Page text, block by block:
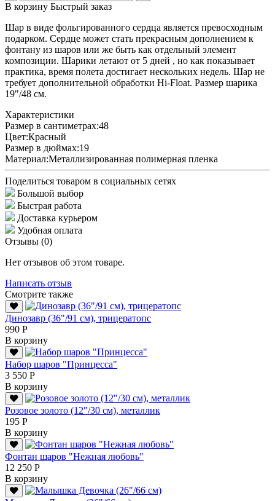
В корзину Быстрый заказ
Шар в виде фольгированного сердца является превосходным
подарком. Сердце может стать прекрасным дополнением к
фонтану из шаров или же быть как отдельный элемент
композиции. Шарики летают от 5 дней , но как показывает
практика, время полета достигает нескольких недель. Шар не
требует дополнительной обработки Hi-Float. Размер шарика
19"/48 см.
Характеристики
Размер в сантиметрах:48
Цвет:Красный
Размер в дюймах:19
Материал:Металлизированная полимерная пленка
Поделиться товаром в социальных сетях
Большой выбор
Быстрая работа
Доставка курьером
Удобная оплата
Отзывы (0)
Нет отзывов об этом товаре.
Написать отзыв
Смотрите также
Динозавр (36"/91 см), трицератопс
990 Р
В корзину
Набор шаров "Принцесса"
3 550 Р
В корзину
Розовое золото (12"/30 см), металлик
195 Р
В корзину
Фонтан шаров "Нежная любовь"
12 250 Р
В корзину